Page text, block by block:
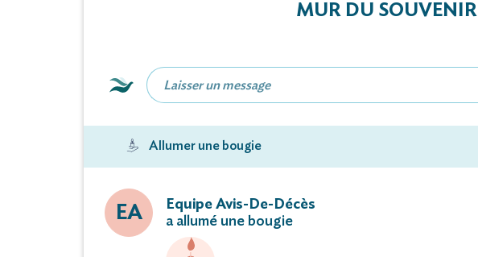
MUR DU SOUVENIR
Allumer une bougie
EA
Equipe Avis-De-Décès
a allumé une bougie